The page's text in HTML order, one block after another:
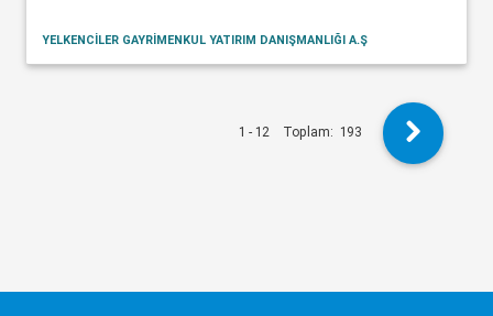
YELKENCİLER GAYRİMENKUL YATIRIM DANIŞMANLIĞI A.Ş
1 - 12 Toplam: 193